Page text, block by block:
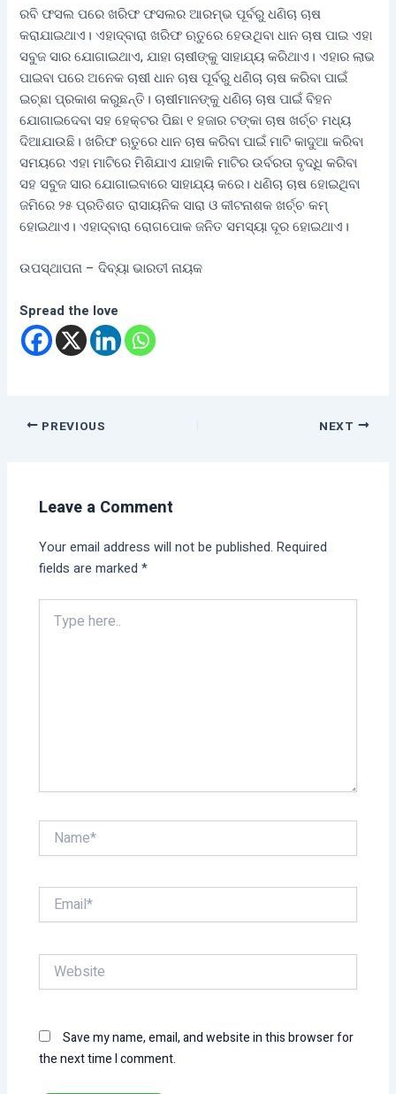
ରବି ଫସଲ ପରେ ଖରିଫ ଫସଲର ଆରମ୍ଭ ପୂର୍ବରୁ ଧଣିଚା ଚାଷ
କରାଯାଇଥାଏ। ଏହାଦ୍ବାରା ଖରିଫ ଋତୁରେ ହେଉଥିବା ଧାନ ଚାଷ ପାଇ ଏହା
ସବୁଜ ସାର ଯୋଗାଇଥାଏ, ଯାହା ଚାଷୀଙ୍କୁ ସାହାଯ୍ୟ କରିଥାଏ। ଏହାର ଲାଭ
ପାଇବା ପରେ ଅନେକ ଚାଷୀ ଧାନ ଚାଷ ପୂର୍ବରୁ ଧଣିଚା ଚାଷ କରିବା ପାଇଁ
ଇଚ୍ଛା ପ୍ରକାଶ କରୁଛନ୍ତି। ଚାଷୀମାନଙ୍କୁ ଧଣିଚା ଚାଷ ପାଇଁ ବିହନ
ଯୋଗାଇଦେବା ସହ ହେକ୍ଟର ପିଛା ୧ ହଜାର ଟଙ୍କା ଚାଷ ଖର୍ଚ୍ଚ ମଧ୍ୟ
ଦିଆଯାଉଛି। ଖରିଫ ଋତୁରେ ଧାନ ଚାଷ କରିବା ପାଇଁ ମାଟି କାଦୁଆ କରିବା
ସମୟରେ ଏହା ମାଟିରେ ମିଶିଯାଏ ଯାହାକି ମାଟିର ଉର୍ବରତା ବୃଦ୍ଧି କରିବା
ସହ ସବୁଜ ସାର ଯୋଗାଇବାରେ ସାହାଯ୍ୟ କରେ। ଧଣିଚା ଚାଷ ହୋଇଥିବା
ଜମିରେ ୨୫ ପ୍ରତିଶତ ରାସାୟନିକ ସାରା ଓ କୀଟନାଶକ ଖର୍ଚ୍ଚ କମ୍
ହୋଇଥାଏ। ଏହାଦ୍ବାରା ରୋଗପୋକ ଜନିତ ସମସ୍ୟା ଦୂର ହୋଇଥାଏ।
ଉପସ୍ଥାପନା – ଦିବ୍ୟା ଭାରତୀ ନାୟକ
Spread the love
PREVIOUS NEXT
Leave a Comment
Your email address will not be published. Required
fields are marked*
here..
Name*
Email*
Website
Save my name, email, and website in this browser for
the next time I comment.